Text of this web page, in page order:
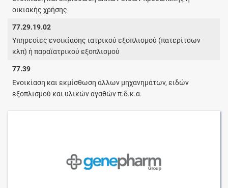
οικιακής χρήσης
77.29.19.02
Υπηρεσίες ενοικίασης ιατρικού εξοπλισμού (πατερίτσων
κλπ) ή παραϊατρικού εξοπλισμού
77.39
Ενοικίαση και εκμίσθωση άλλων μηχανημάτων, ειδών
εξοπλισμού και υλικών αγαθών π.δ.κ.α.